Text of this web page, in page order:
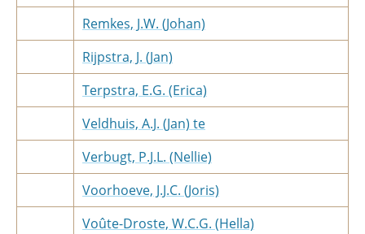
Remkes, J.W. (Johan)
Rijpstra, J. (Jan)
Terpstra, E.G. (Erica)
Veldhuis, A.J. (Jan) te
Verbugt, P.J.L. (Nellie)
Voorhoeve, J.J.C. (Joris)
Voûte-Droste, W.C.G. (Hella)